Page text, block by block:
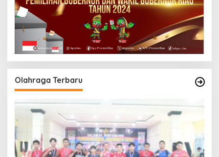
Olahraga Terbaru